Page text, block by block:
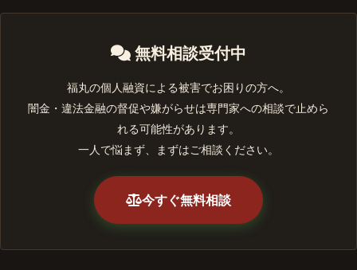
無料相談受付中
福丸の個人融資による被害でお困りの方へ。
闇金・違法金融の督促や嫌がらせは専門家への相談で止めら
れる可能性があります。
一人で悩まず、まずはご相談ください。
今すぐ無料相談